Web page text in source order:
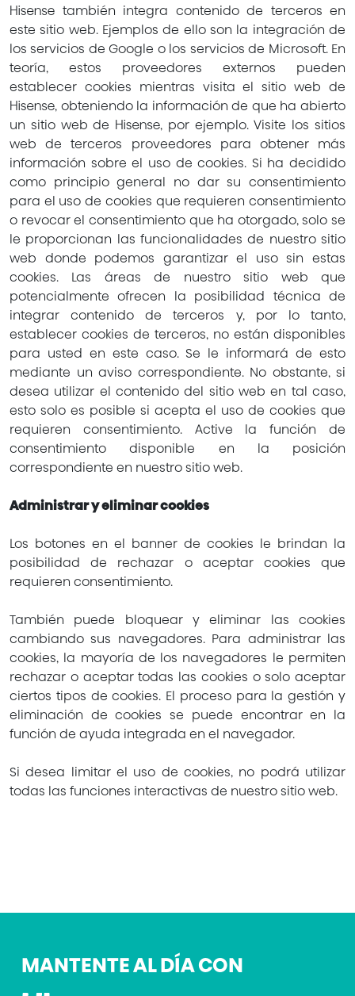
Hisense también integra contenido de terceros en
este sitio web. Ejemplos de ello son la integración de
los servicios de Google o los servicios de Microsoft. En
teoría, estos proveedores externos pueden
establecer cookies mientras visita el sitio web de
Hisense, obteniendo la información de que ha abierto
un sitio web de Hisense, por ejemplo. Visite los sitios
web de terceros proveedores para obtener más
información sobre el uso de cookies. Si ha decidido
como principio general no dar su consentimiento
para el uso de cookies que requieren consentimiento
o revocar el consentimiento que ha otorgado, solo se
le proporcionan las funcionalidades de nuestro sitio
web donde podemos garantizar el uso sin estas
cookies. Las áreas de nuestro sitio web que
potencialmente ofrecen la posibilidad técnica de
integrar contenido de terceros y, por lo tanto,
establecer cookies de terceros, no están disponibles
para usted en este caso. Se le informará de esto
mediante un aviso correspondiente. No obstante, si
desea utilizar el contenido del sitio web en tal caso,
esto solo es posible si acepta el uso de cookies que
requieren consentimiento. Active la función de
consentimiento disponible en la posición
correspondiente en nuestro sitio web.
Administrar y eliminar cookies
Los botones en el banner de cookies le brindan la
posibilidad de rechazar o aceptar cookies que
requieren consentimiento.
También puede bloquear y eliminar las cookies
cambiando sus navegadores. Para administrar las
cookies, la mayoría de los navegadores le permiten
rechazar o aceptar todas las cookies o solo aceptar
ciertos tipos de cookies. El proceso para la gestión y
eliminación de cookies se puede encontrar en la
función de ayuda integrada en el navegador.
Si desea limitar el uso de cookies, no podrá utilizar
todas las funciones interactivas de nuestro sitio web.
MANTENTE AL DÍA CON